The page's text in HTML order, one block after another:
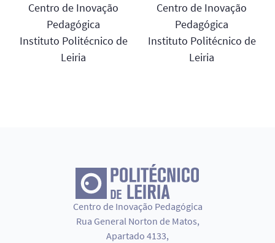
Centro de Inovação
Pedagógica
Instituto Politécnico de
Leiria
Centro de Inovação
Pedagógica
Instituto Politécnico de
Leiria
Centro de Inovação Pedagógica
Rua General Norton de Matos,
Apartado 4133,